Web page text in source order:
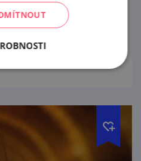
Franze Andrease a
– kteří se díky
ilustrátory své